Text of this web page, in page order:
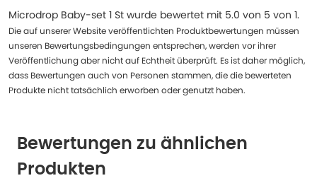
Microdrop Baby-set 1 St wurde bewertet mit 5.0 von 5 von 1.
Die auf unserer Website veröffentlichten Produktbewertungen müssen
unseren Bewertungsbedingungen entsprechen, werden vor ihrer
Veröffentlichung aber nicht auf Echtheit überprüft. Es ist daher möglich,
dass Bewertungen auch von Personen stammen, die die bewerteten
Produkte nicht tatsächlich erworben oder genutzt haben.
Bewertungen zu ähnlichen
Produkten